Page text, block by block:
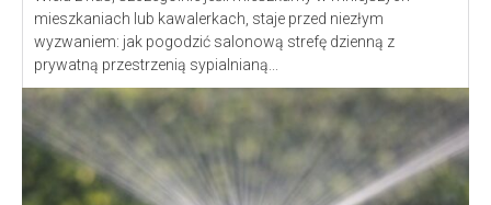
mieszkaniach lub kawalerkach, staje przed niezłym
wyzwaniem: jak pogodzić salonową strefę dzienną z
prywatną przestrzenią sypialnianą...